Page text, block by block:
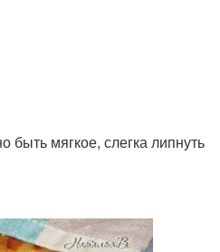
быть мягкое, слегка липнуть